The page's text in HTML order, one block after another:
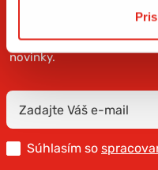
ZÍSKAJTE
Prihláste sa na odber
novinky.
Súhlasím so